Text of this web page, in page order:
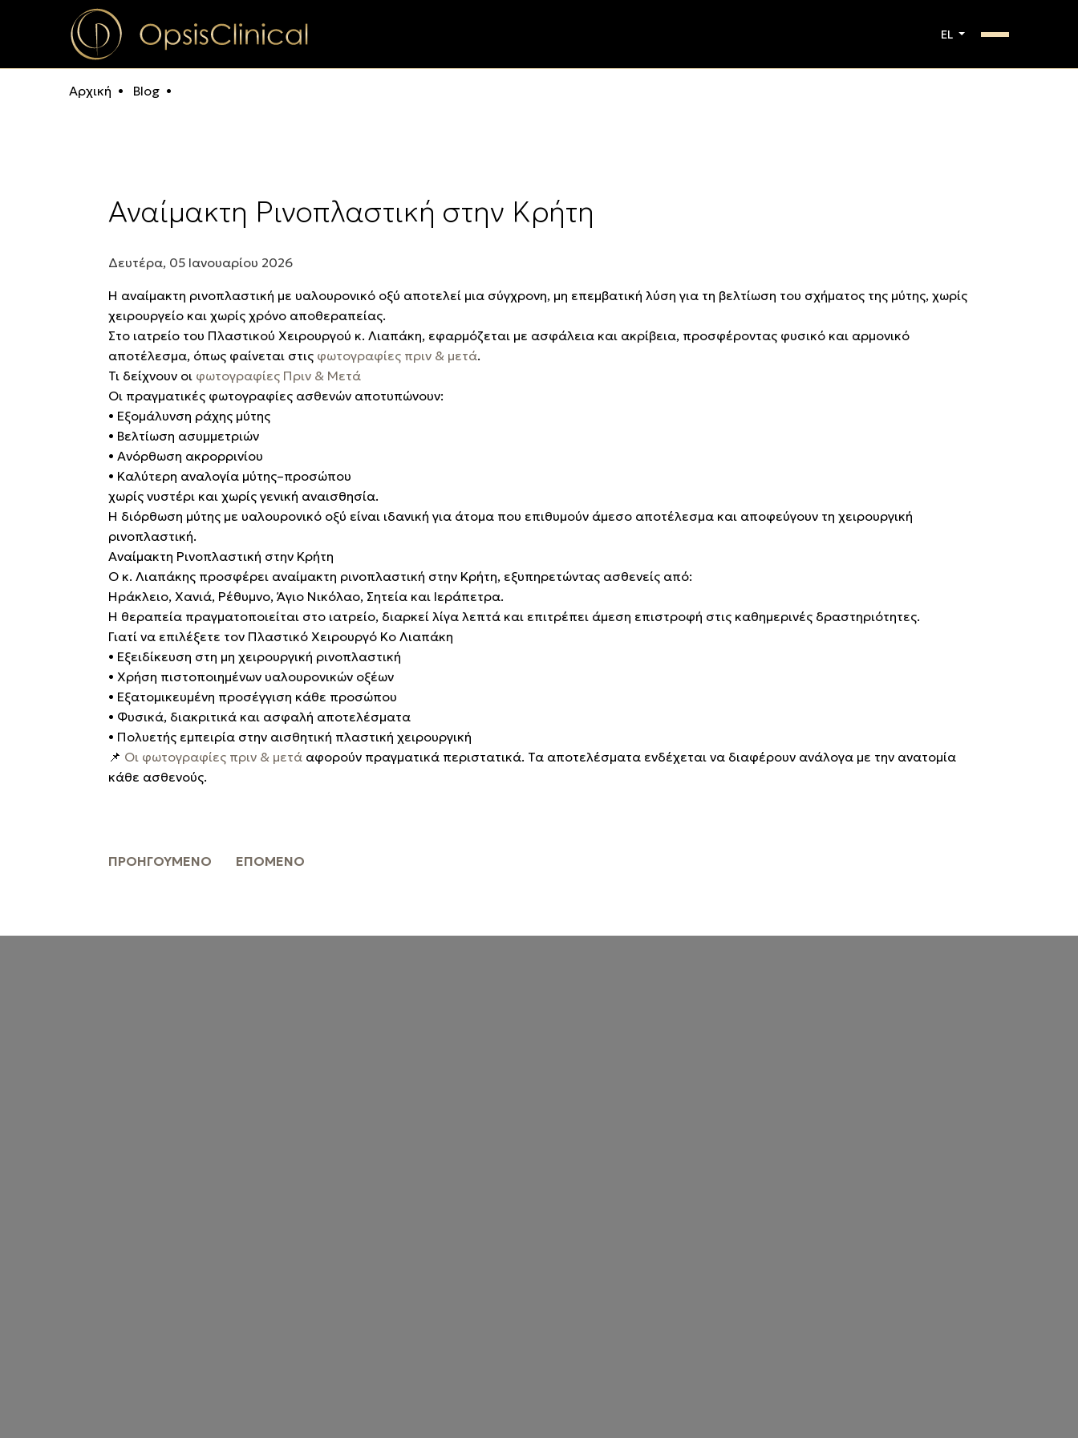
EL
Αρχική Blog
Αναίμακτη Ρινοπλαστική στην Κρήτη
Δευτέρα, 05 Ιανουαρίου 2026
Η αναίμακτη ρινοπλαστική με υαλουρονικό οξύ αποτελεί μια σύγχρονη, μη επεμβατική λύση για τη βελτίωση του σχήματος της μύτης, χωρίς
χειρουργείο και χωρίς χρόνο αποθεραπείας.
Στο ιατρείο του Πλαστικού Χειρουργού κ. Λιαπάκη, εφαρμόζεται με ασφάλεια και ακρίβεια, προσφέροντας φυσικό και αρμονικό
αποτέλεσμα, όπως φαίνεται στις φωτογραφίες πριν & μετά.
Τι δείχνουν οι φωτογραφίες Πριν & Μετά
Οι πραγματικές φωτογραφίες ασθενών αποτυπώνουν:
• Εξομάλυνση ράχης μύτης
• Βελτίωση ασυμμετριών
• Ανόρθωση ακρορρινίου
• Καλύτερη αναλογία μύτης–προσώπου
χωρίς νυστέρι και χωρίς γενική αναισθησία.
Η διόρθωση μύτης με υαλουρονικό οξύ είναι ιδανική για άτομα που επιθυμούν άμεσο αποτέλεσμα και αποφεύγουν τη χειρουργική
ρινοπλαστική.
Αναίμακτη Ρινοπλαστική στην Κρήτη
Ο κ. Λιαπάκης προσφέρει αναίμακτη ρινοπλαστική στην Κρήτη, εξυπηρετώντας ασθενείς από:
Ηράκλειο, Χανιά, Ρέθυμνο, Άγιο Νικόλαο, Σητεία και Ιεράπετρα.
Η θεραπεία πραγματοποιείται στο ιατρείο, διαρκεί λίγα λεπτά και επιτρέπει άμεση επιστροφή στις καθημερινές δραστηριότητες.
Γιατί να επιλέξετε τον Πλαστικό Χειρουργό Κο Λιαπάκη
• Εξειδίκευση στη μη χειρουργική ρινοπλαστική
• Χρήση πιστοποιημένων υαλουρονικών οξέων
• Εξατομικευμένη προσέγγιση κάθε προσώπου
• Φυσικά, διακριτικά και ασφαλή αποτελέσματα
• Πολυετής εμπειρία στην αισθητική πλαστική χειρουργική
📌 Οι φωτογραφίες πριν & μετά αφορούν πραγματικά περιστατικά. Τα αποτελέσματα ενδέχεται να διαφέρουν ανάλογα με την ανατομία
κάθε ασθενούς.
ΠΡΟΗΓΟΎΜΕΝΟ ΕΠΌΜΕΝΟ